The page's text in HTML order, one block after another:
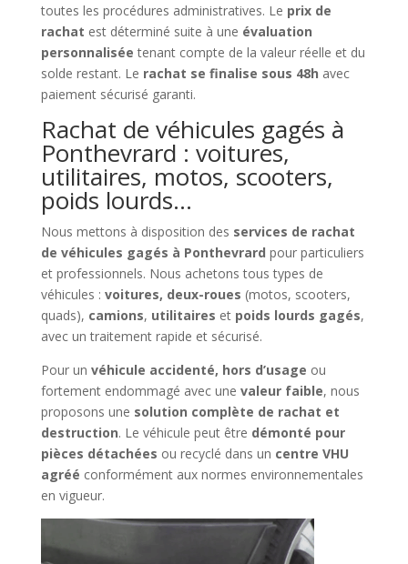
toutes les procédures administratives. Le prix de
rachat est déterminé suite à une évaluation
personnalisée tenant compte de la valeur réelle et du
solde restant. Le rachat se finalise sous 48h avec
paiement sécurisé garanti.
Rachat de véhicules gagés à
Ponthevrard : voitures,
utilitaires, motos, scooters,
poids lourds…
Nous mettons à disposition des services de rachat
de véhicules gagés à Ponthevrard pour particuliers
et professionnels. Nous achetons tous types de
véhicules : voitures, deux-roues (motos, scooters,
quads), camions, utilitaires et poids lourds gagés,
avec un traitement rapide et sécurisé.
Pour un véhicule accidenté, hors d’usage ou
fortement endommagé avec une valeur faible, nous
proposons une solution complète de rachat et
destruction. Le véhicule peut être démonté pour
pièces détachées ou recyclé dans un centre VHU
agréé conformément aux normes environnementales
en vigueur.